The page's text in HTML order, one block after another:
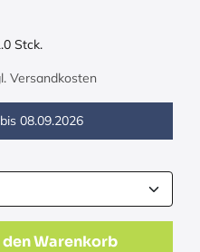
Stck.
Versandkosten
08.09.2026
den Warenkorb